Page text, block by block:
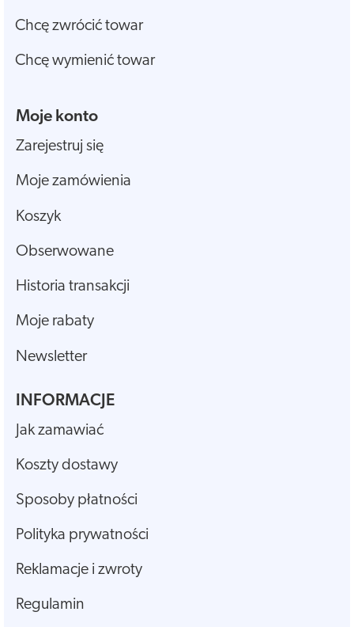
Chcę zwrócić towar
Chcę wymienić towar
Moje konto
Zarejestruj się
Moje zamówienia
Koszyk
Obserwowane
Historia transakcji
Moje rabaty
Newsletter
INFORMACJE
Jak zamawiać
Koszty dostawy
Sposoby płatności
Polityka prywatności
Reklamacje i zwroty
Regulamin